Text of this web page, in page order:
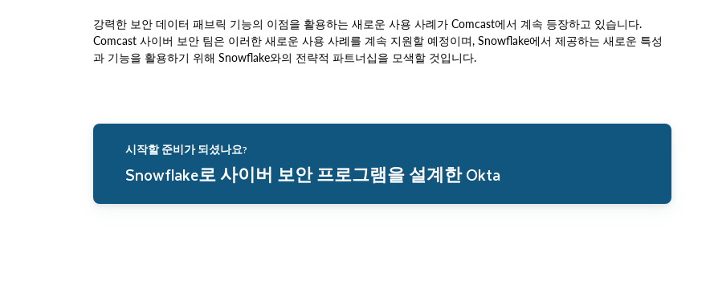
강력한 보안 데이터 패브릭 기능의 이점을 활용하는 새로운 사용 사례가 Comcast에서 계속 등장하고 있습니다.
Comcast 사이버 보안 팀은 이러한 새로운 사용 사례를 계속 지원할 예정이며, Snowflake에서 제공하는 새로운 특성
과 기능을 활용하기 위해 Snowflake와의 전략적 파트너십을 모색할 것입니다.
시작할 준비가 되셨나요?
Snowflake로 사이버 보안 프로그램을 설계한 Okta